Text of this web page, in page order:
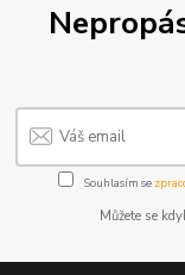
Souhlasím se
Můžete se